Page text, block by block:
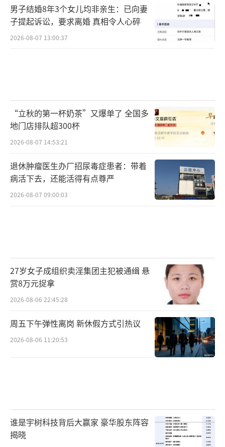
男子结婚8年3个女儿均非亲生：已向妻
子提起诉讼，要求离婚 真相令人心碎
2026-08-07 13:00:37
“立秋的第一杯奶茶”又爆单了 全国多
地门店排队超300杯
2026-08-07 14:53:21
退休肿瘤医生办厂招尿毒症患者：带着
病活下去，还能活得有点尊严
2026-08-07 09:00:03
27岁女子成组织卖淫集团主犯被通缉 悬
赏8万元捉拿
2026-08-06 22:45:28
周五下午弹性离岗 新休假方式引热议
2026-08-06 11:20:53
谁是宇树科技背后大赢家 豪华股东阵容
揭晓